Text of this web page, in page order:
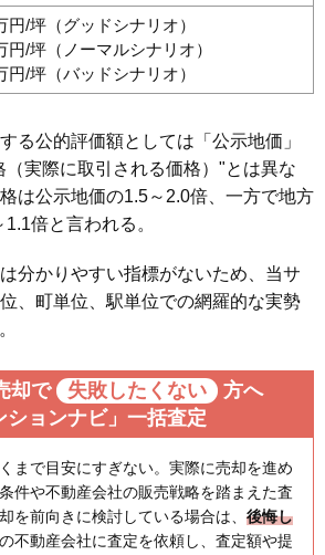
円/坪（グッドシナリオ）
円/坪（ノーマルシナリオ）
円/坪（バッドシナリオ）
る公的評価額としては「公示地価」
（実際に取引される価格）"とは異な
は公示地価の1.5～2.0倍、一方で地方
倍と言われる。
分かりやすい指標がないため、当サ
、町単位、駅単位での網羅的な実勢
却で 失敗したくない
方へ
ションナビ」一括査定
まで目安にすぎない。実際に売却を進め
件や不動産会社の販売戦略を踏まえた査
を前向きに検討している場合は、 後悔し
不動産会社に査定を依頼し、査定額や提